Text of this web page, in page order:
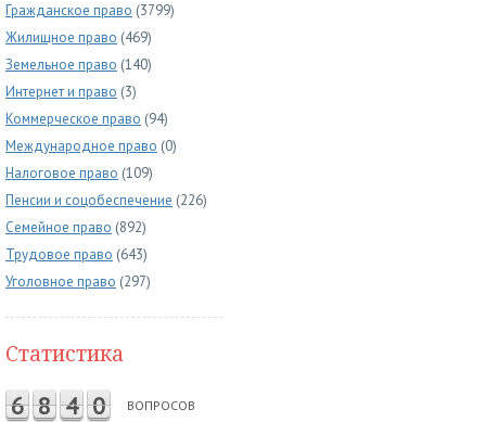
Гражданское право (3799)
Жилищное право (469)
Земельное право (140)
Интернет и право (3)
Коммерческое право (94)
Международное право (0)
Налоговое право (109)
Пенсии и соцобеспечение (226)
Семейное право (892)
Трудовое право (643)
Уголовное право (297)
Статистика
6 8 4 0 ВОПРОСОВ